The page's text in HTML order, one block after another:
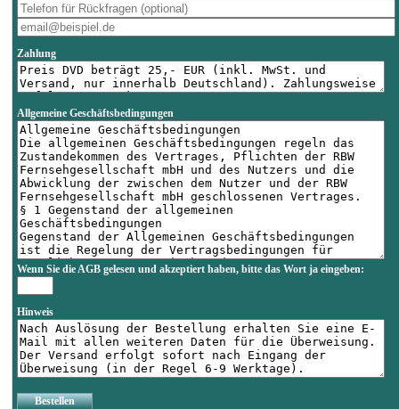
Zahlung
Allgemeine Geschäftsbedingungen
Wenn Sie die AGB gelesen und akzeptiert haben, bitte das Wort ja eingeben:
Hinweis
Bestellen